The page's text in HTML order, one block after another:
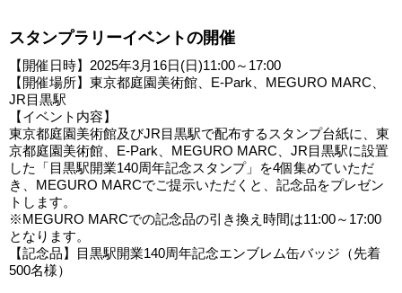
スタンプラリーイベントの開催
【開催日時】2025年3月16日(日)11:00～17:00
【開催場所】東京都庭園美術館、E-Park、MEGURO MARC、
JR目黒駅
【イベント内容】
東京都庭園美術館及びJR目黒駅で配布するスタンプ台紙に、東
京都庭園美術館、E-Park、MEGURO MARC、JR目黒駅に設置
した「目黒駅開業140周年記念スタンプ」を4個集めていただ
き、MEGURO MARCでご提示いただくと、記念品をプレゼン
トします。
※MEGURO MARCでの記念品の引き換え時間は11:00～17:00
となります。
【記念品】目黒駅開業140周年記念エンブレム缶バッジ（先着
500名様）